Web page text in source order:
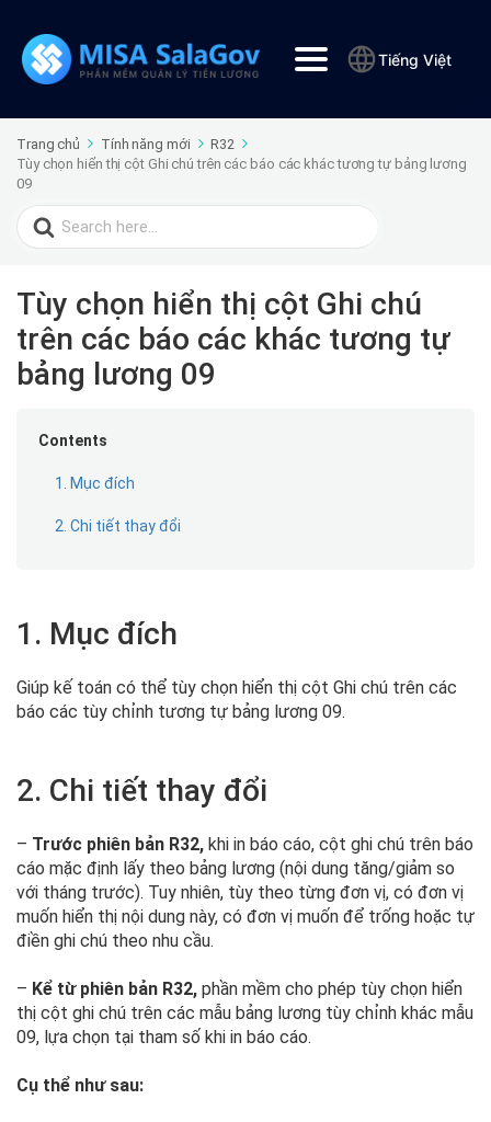
Tiếng Việt
Trang chủ Tính năng mới
R32
Tùy chọn hiển thị cột Ghi chú trên các báo các khác tương tự bảng lương
09
Search
for:
Tùy chọn hiển thị cột Ghi chú
trên các báo các khác tương tự
bảng lương 09
Contents
1. Mục đích
2. Chi tiết thay đổi
1. Mục đích
Giúp kế toán có thể tùy chọn hiển thị cột Ghi chú trên các
báo các tùy chỉnh tương tự bảng lương 09.
2. Chi tiết thay đổi
– Trước phiên bản R32, khi in báo cáo, cột ghi chú trên báo
cáo mặc định lấy theo bảng lương (nội dung tăng/giảm so
với tháng trước). Tuy nhiên, tùy theo từng đơn vị, có đơn vị
muốn hiển thị nội dung này, có đơn vị muốn để trống hoặc tự
điền ghi chú theo nhu cầu.
– Kể từ phiên bản R32, phần mềm cho phép tùy chọn hiển
thị cột ghi chú trên các mẫu bảng lương tùy chỉnh khác mẫu
09, lựa chọn tại tham số khi in báo cáo.
Cụ thể như sau: